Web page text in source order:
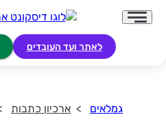
לאתר ועד העובדים
גמלאים ארכיון כתבות